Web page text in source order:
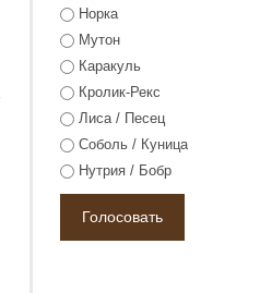
Норка
Мутон
Каракуль
Кролик-Рекс
Лиса / Песец
Соболь / Куница
Нутрия / Бобр